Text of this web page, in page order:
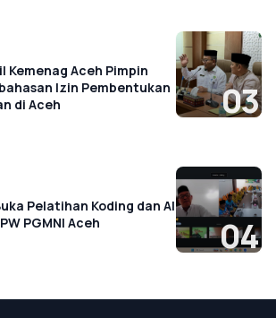
Kemenag Aceh Pimpin
Izin Pembentukan
di Aceh
03
Pelatihan Koding dan AI
PGMNI Aceh
04